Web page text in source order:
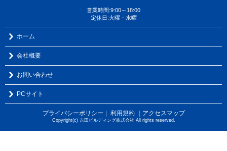
営業時間:9:00～18:00
定休日:火曜・水曜
ホーム
会社概要
お問い合わせ
PCサイト
プライバシーポリシー ｜ 利用規約 ｜アクセスマップ
Copyright(c) 吉田ビルディング株式会社 All rights reserved.